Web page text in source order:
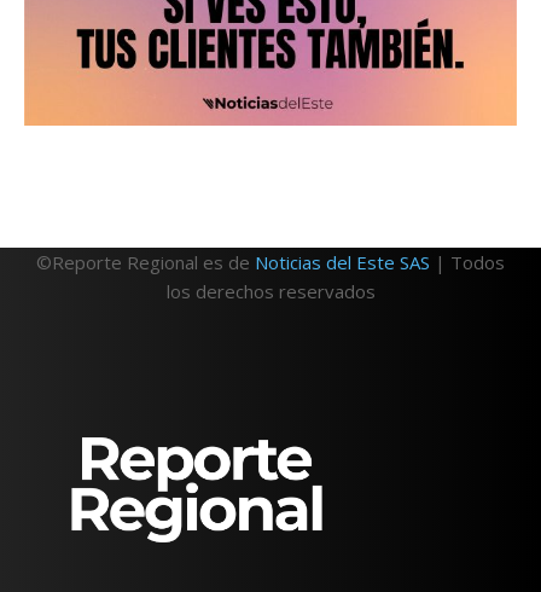
©Reporte Regional es de Noticias del Este SAS | Todos
los derechos reservados